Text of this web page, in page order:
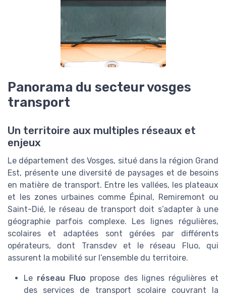
Panorama du secteur vosges
transport
Un territoire aux multiples réseaux et
enjeux
Le département des Vosges, situé dans la région Grand
Est, présente une diversité de paysages et de besoins
en matière de transport. Entre les vallées, les plateaux
et les zones urbaines comme Épinal, Remiremont ou
Saint-Dié, le réseau de transport doit s’adapter à une
géographie parfois complexe. Les lignes régulières,
scolaires et adaptées sont gérées par différents
opérateurs, dont Transdev et le réseau Fluo, qui
assurent la mobilité sur l’ensemble du territoire.
Le réseau Fluo propose des lignes régulières et
des services de transport scolaire couvrant la